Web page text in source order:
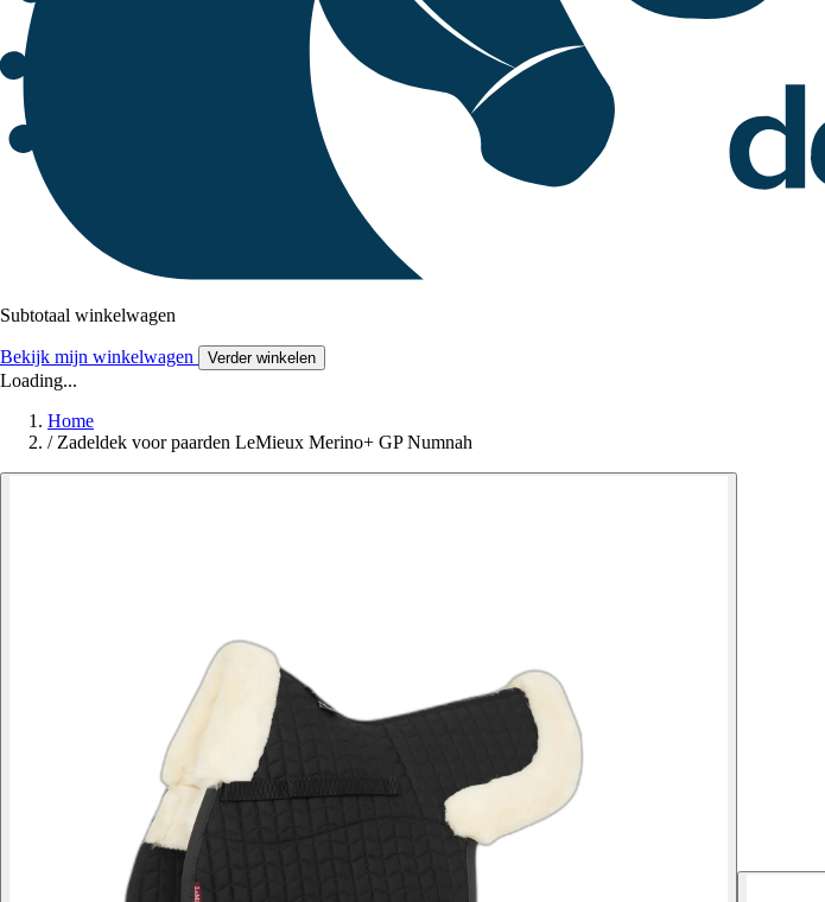
Subtotaal winkelwagen
Bekijk mijn winkelwagen Verder winkelen
Loading...
Home
/ Zadeldek voor paarden LeMieux Merino+ GP Numnah